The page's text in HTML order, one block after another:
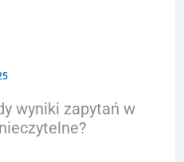
wyniki zapytań w